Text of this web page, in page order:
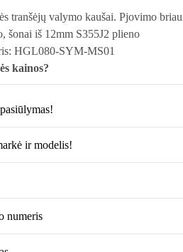
tranšėjų valymo kaušai. Pjovimo
šonai iš 12mm S355J2 plieno
HGL080-SYM-MS01
kainos?